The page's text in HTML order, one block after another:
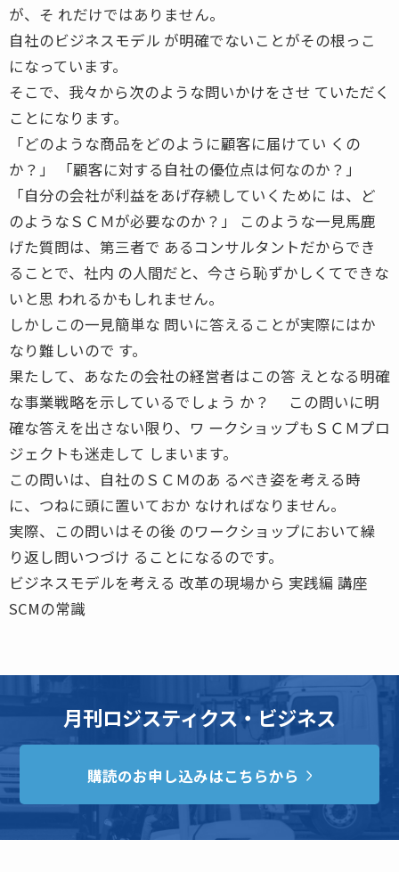
が、そ れだけではありません。
自社のビジネスモデル が明確でないことがその根っこ
になっています。
そこで、我々から次のような問いかけをさせ ていただく
ことになります。
「どのような商品をどのように顧客に届けてい くの
か？」 「顧客に対する自社の優位点は何なのか？」
「自分の会社が利益をあげ存続していくために は、ど
のようなＳＣＭが必要なのか？」 このような一見馬鹿
げた質問は、第三者で あるコンサルタントだからでき
ることで、社内 の人間だと、今さら恥ずかしくてできな
いと思 われるかもしれません。
しかしこの一見簡単な 問いに答えることが実際にはか
なり難しいので す。
果たして、あなたの会社の経営者はこの答 えとなる明確
な事業戦略を示しているでしょう か？ この問いに明
確な答えを出さない限り、ワ ークショップもＳＣＭプロ
ジェクトも迷走して しまいます。
この問いは、自社のＳＣＭのあ るべき姿を考える時
に、つねに頭に置いておか なければなりません。
実際、この問いはその後 のワークショップにおいて繰
り返し問いつづけ ることになるのです。
ビジネスモデルを考える 改革の現場から 実践編 講座
SCMの常識
月刊ロジスティクス・ビジネス
購読のお申し込みはこちらから